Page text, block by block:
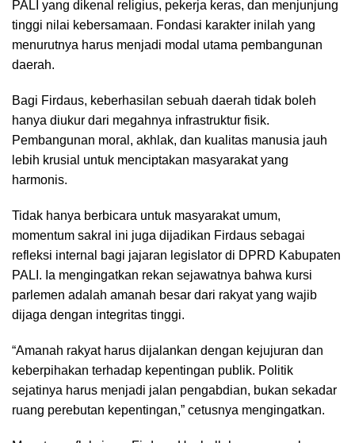
PALI yang dikenal religius, pekerja keras, dan menjunjung
tinggi nilai kebersamaan. Fondasi karakter inilah yang
menurutnya harus menjadi modal utama pembangunan
daerah.
Bagi Firdaus, keberhasilan sebuah daerah tidak boleh
hanya diukur dari megahnya infrastruktur fisik.
Pembangunan moral, akhlak, dan kualitas manusia jauh
lebih krusial untuk menciptakan masyarakat yang
harmonis.
Tidak hanya berbicara untuk masyarakat umum,
momentum sakral ini juga dijadikan Firdaus sebagai
refleksi internal bagi jajaran legislator di DPRD Kabupaten
PALI. Ia mengingatkan rekan sejawatnya bahwa kursi
parlemen adalah amanah besar dari rakyat yang wajib
dijaga dengan integritas tinggi.
“Amanah rakyat harus dijalankan dengan kejujuran dan
keberpihakan terhadap kepentingan publik. Politik
sejatinya harus menjadi jalan pengabdian, bukan sekadar
ruang perebutan kepentingan,” cetusnya mengingatkan.